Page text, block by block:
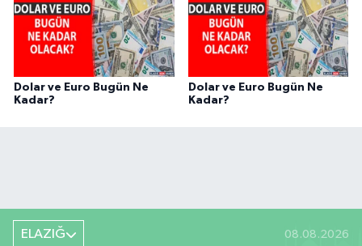
Dolar ve Euro Bugün Ne
Kadar?
Dolar ve Euro Bugün Ne
Kadar?
ELAZIĞ 08.08.2026